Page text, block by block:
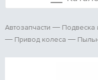
Автозапчасти Подвеска
Привод колеса